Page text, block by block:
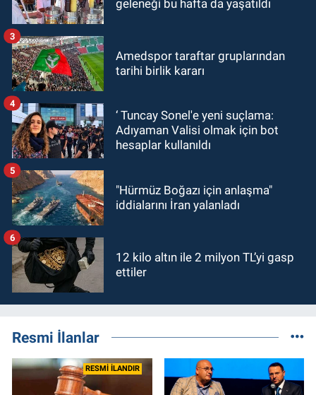
geleneği bu hafta da yaşatıldı
Amedspor taraftar gruplarından
tarihi birlik kararı
3
‘ Tuncay Sonel'e yeni suçlama:
Adıyaman Valisi olmak için bot
hesaplar kullanıldı
4
"Hürmüz Boğazı için anlaşma"
iddialarını İran yalanladı
5
12 kilo altın ile 2 milyon TL’yi gasp
ettiler
6
Resmi İlanlar
RESMİ İLANDIR